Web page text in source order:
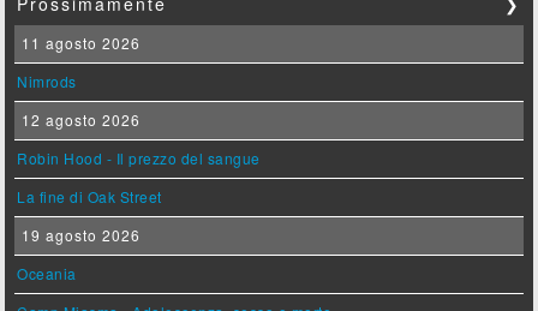
11 agosto 2026
Nimrods
12 agosto 2026
Robin Hood - Il prezzo del sangue
La fine di Oak Street
19 agosto 2026
Oceania